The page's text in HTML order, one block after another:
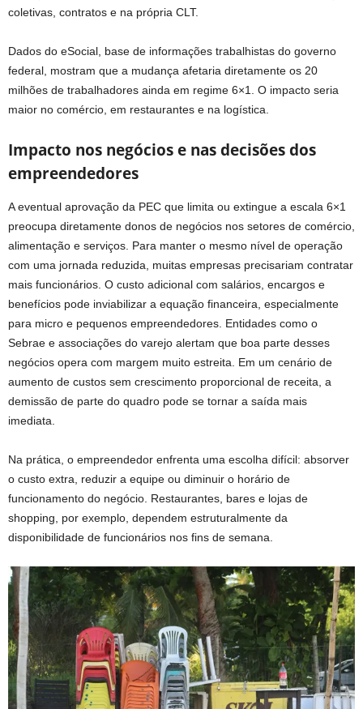
coletivas, contratos e na própria CLT.
Dados do eSocial, base de informações trabalhistas do governo
federal, mostram que a mudança afetaria diretamente os 20
milhões de trabalhadores ainda em regime 6×1. O impacto seria
maior no comércio, em restaurantes e na logística.
Impacto nos negócios e nas decisões dos
empreendedores
A eventual aprovação da PEC que limita ou extingue a escala 6×1
preocupa diretamente donos de negócios nos setores de comércio,
alimentação e serviços. Para manter o mesmo nível de operação
com uma jornada reduzida, muitas empresas precisariam contratar
mais funcionários. O custo adicional com salários, encargos e
benefícios pode inviabilizar a equação financeira, especialmente
para micro e pequenos empreendedores. Entidades como o
Sebrae e associações do varejo alertam que boa parte desses
negócios opera com margem muito estreita. Em um cenário de
aumento de custos sem crescimento proporcional de receita, a
demissão de parte do quadro pode se tornar a saída mais
imediata.
Na prática, o empreendedor enfrenta uma escolha difícil: absorver
o custo extra, reduzir a equipe ou diminuir o horário de
funcionamento do negócio. Restaurantes, bares e lojas de
shopping, por exemplo, dependem estruturalmente da
disponibilidade de funcionários nos fins de semana.